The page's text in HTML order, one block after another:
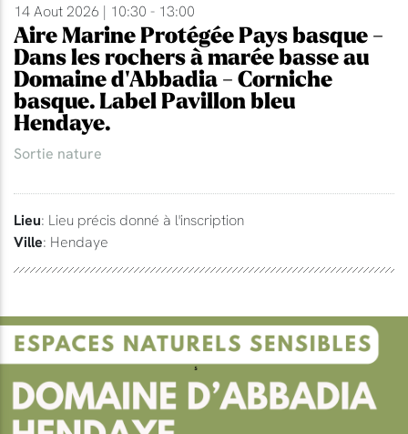
14 Aout 2026 | 10:30 - 13:00
Aire Marine Protégée Pays basque -
Dans les rochers à marée basse au
Domaine d'Abbadia - Corniche
basque. Label Pavillon bleu
Hendaye.
Sortie nature
Lieu: Lieu précis donné à l'inscription
Ville: Hendaye